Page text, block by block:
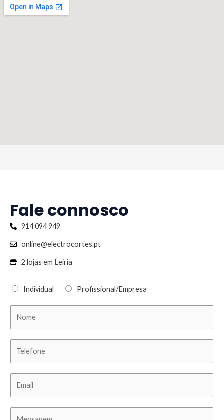
Fale connosco
914 094 949
online@electrocortes.pt
2 lojas em Leiria
Individual Profissional/Empresa